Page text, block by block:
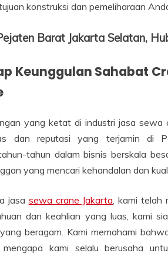
konstruksi dan pemeliharaan
Barat Jakarta Selatan,
Keunggulan Sahabat
yang ketat di industri jasa sewa
dan reputasi yang terjamin di
tahun dalam bisnis berskala
yang mencari kehandalan dan
jasa sewa crane Jakarta, kami telah
dan keahlian yang luas, kami
beragam. Kami memahami
kami selalu berusaha